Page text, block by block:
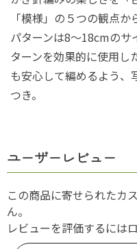
「模様」の５つの観点
パターンは8～18cmの
ターンを効果的に使用し
も安心して編めるよう、
つき。
ユーザーレビュー
この商品に寄せられたカ
ん。
レビューを評価するには